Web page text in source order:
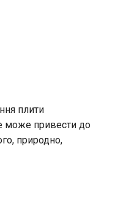
плити
може привести до
природно,